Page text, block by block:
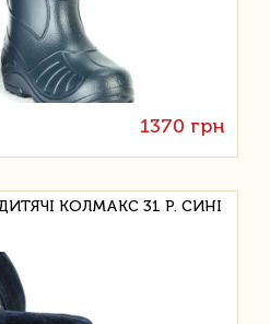
1370 грн
КОЛМАКС 31 Р. СИНІ